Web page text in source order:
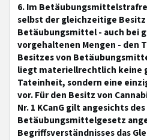
6. Im
selbst der gleichzeitige
Betäubungsmittel - auch bei
vorgehaltenen Mengen - den
Besitzes von
liegt materiellrechtlich keine
Tateinheit, sondern eine
vor. Für den Besitz von
Nr. 1 KCanG gilt angesichts
Betäubungsmittelgesetz
Begriffsverständnisses das